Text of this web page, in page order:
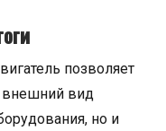
позволяет
внешний вид
но и